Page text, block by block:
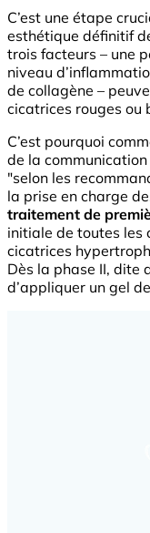
C’est une étape
esthétique définitif
trois facteurs – une
niveau
de collagène –
cicatrices rouges ou
C’est pourquoi
de la
"selon les
la prise en charge
traitement de
initiale de toutes les
cicatrices
Dès la phase II, dite
d’appliquer un gel